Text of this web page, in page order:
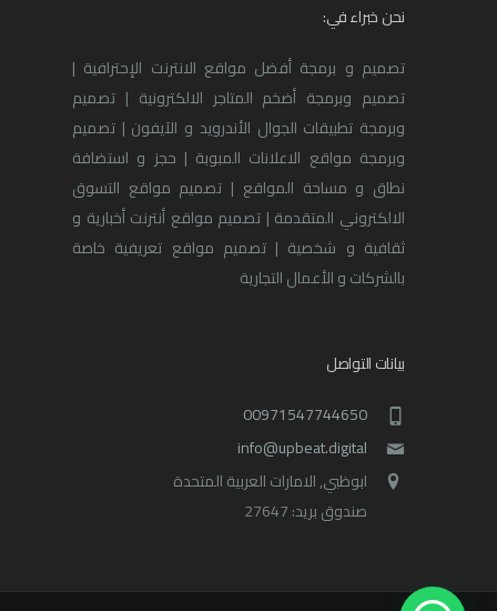
نحن خبراء في:
تصميم و برمجة أفضل مواقع الانترنت الإحترافية |
تصميم وبرمجة أضخم المتاجر الالكترونية | تصميم
وبرمجة تطبيقات الجوال الأندرويد و الآيفون | تصميم
وبرمجة مواقع الاعلانات المبوبة | حجز و استضافة
نطاق و مساحة المواقع | تصميم مواقع التسوق
الالكتروني المتقدمة | تصميم مواقع أنترنت أخبارية و
ثقافية و شخصية | تصميم مواقع تعريفية خاصة
بالشركات و الأعمال التجارية
بيانات التواصل
00971547744650
info@upbeat.digital
ابوظبي, الامارات العربية المتحدة
صندوق بريد: 27647